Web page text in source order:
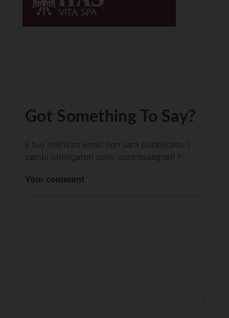
Got Something To Say?
Il tuo indirizzo email non sarà pubblicato.
campi obbligatori sono contrassegnati *
Your comment